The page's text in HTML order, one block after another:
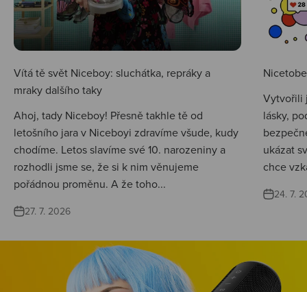
Vítá tě svět Niceboy: sluchátka, repráky a
mraky dalšího taky
Ahoj, tady Niceboy! Přesně takhle tě od
letošního jara v Niceboyi zdravíme všude, kudy
chodíme. Letos slavíme své 10. narozeniny a
rozhodli jsme se, že si k nim věnujeme
pořádnou proměnu. A že toho...
27. 7. 2026
Vytvořili
lásky,
ukázat
chce
24. 7.